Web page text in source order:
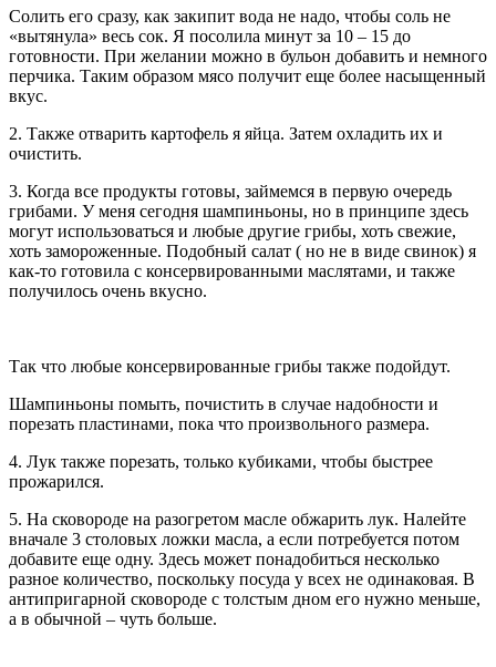
Солить его сразу, как закипит вода не надо, чтобы соль не
«вытянула» весь сок. Я посолила минут за 10 – 15 до
готовности. При желании можно в бульон добавить и немного
перчика. Таким образом мясо получит еще более насыщенный
вкус.
2. Также отварить картофель я яйца. Затем охладить их и
очистить.
3. Когда все продукты готовы, займемся в первую очередь
грибами. У меня сегодня шампиньоны, но в принципе здесь
могут использоваться и любые другие грибы, хоть свежие,
хоть замороженные. Подобный салат ( но не в виде свинок) я
как-то готовила с консервированными маслятами, и также
получилось очень вкусно.
Так что любые консервированные грибы также подойдут.
Шампиньоны помыть, почистить в случае надобности и
порезать пластинами, пока что произвольного размера.
4. Лук также порезать, только кубиками, чтобы быстрее
прожарился.
5. На сковороде на разогретом масле обжарить лук. Налейте
вначале 3 столовых ложки масла, а если потребуется потом
добавите еще одну. Здесь может понадобиться несколько
разное количество, поскольку посуда у всех не одинаковая. В
антипригарной сковороде с толстым дном его нужно меньше,
а в обычной – чуть больше.